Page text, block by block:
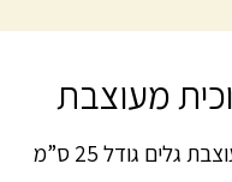
מעוצבת
גלים גודל 25 ס”מ